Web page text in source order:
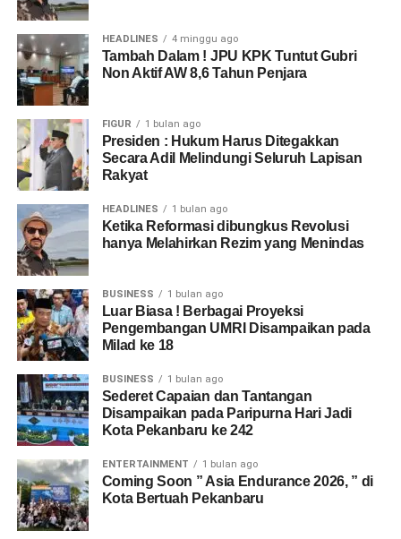
HEADLINES 4 minggu ago
Tambah Dalam ! JPU KPK Tuntut Gubri
Non Aktif AW 8,6 Tahun Penjara
FIGUR 1 bulan ago
Presiden : Hukum Harus Ditegakkan
Secara Adil Melindungi Seluruh Lapisan
Rakyat
HEADLINES 1 bulan ago
Ketika Reformasi dibungkus Revolusi
hanya Melahirkan Rezim yang Menindas
BUSINESS 1 bulan ago
Luar Biasa ! Berbagai Proyeksi
Pengembangan UMRI Disampaikan pada
Milad ke 18
BUSINESS 1 bulan ago
Sederet Capaian dan Tantangan
Disampaikan pada Paripurna Hari Jadi
Kota Pekanbaru ke 242
ENTERTAINMENT 1 bulan ago
Coming Soon ” Asia Endurance 2026, ” di
Kota Bertuah Pekanbaru